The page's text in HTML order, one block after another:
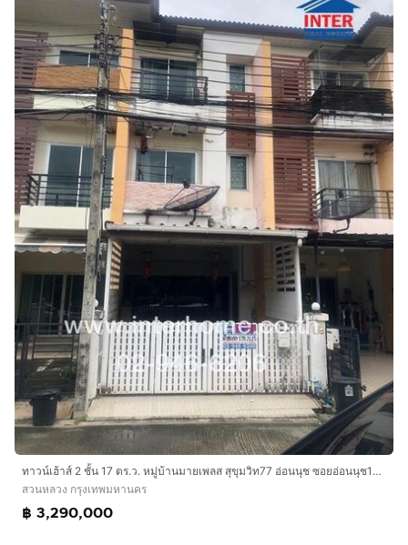
ทาวน์เฮ้าส์ 2 ชั้น 17 ตร.ว. หมู่บ้านมายเพลส สุขุมวิท77 อ่อนนุช ซอยอ่อนนุช17 แยก16 ถนนศรีนครินทร์ ถนนอ่อนนุช เขตสวนหลวง กรุงเทพมหานคร
สวนหลวง กรุงเทพมหานคร
฿ 3,290,000